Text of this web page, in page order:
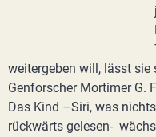
weitergeben will, lässt
Genforscher Mortimer G.
Das Kind –Siri, was
rückwärts gelesen-